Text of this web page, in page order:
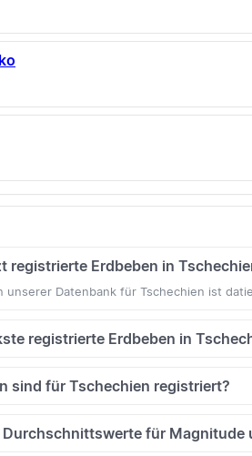
registrierte Erdbeben in
unserer Datenbank für Tschechien ist
registrierte Erdbeben in
sind für Tschechien registriert?
für Magnitude